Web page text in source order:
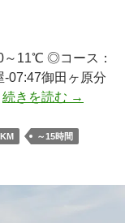
11℃ ◎コース：
07:47御田ヶ原分
続きを読む 日
百
→
～15時間